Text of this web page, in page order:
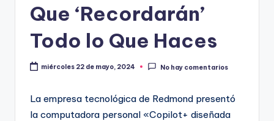
Que ‘Recordarán’
Todo lo Que Haces
miércoles 22 de mayo, 2024 No hay comentarios
La empresa tecnológica de Redmond presentó
la computadora personal «Copilot+ diseñada